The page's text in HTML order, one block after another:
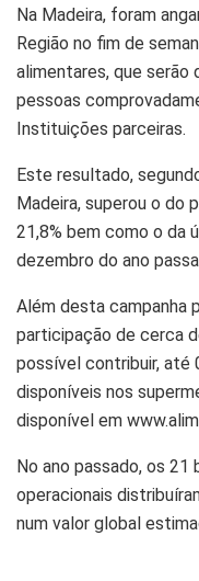
Na Madeira, foram
Região no fim de
alimentares, que serão
pessoas
Instituições parceiras.
Este resultado,
Madeira, superou o do
21,8% bem como o da
dezembro do ano
Além desta campanha
participação de cerca
possível contribuir, até
disponíveis nos
disponível em
No ano passado, os
operacionais
num valor global